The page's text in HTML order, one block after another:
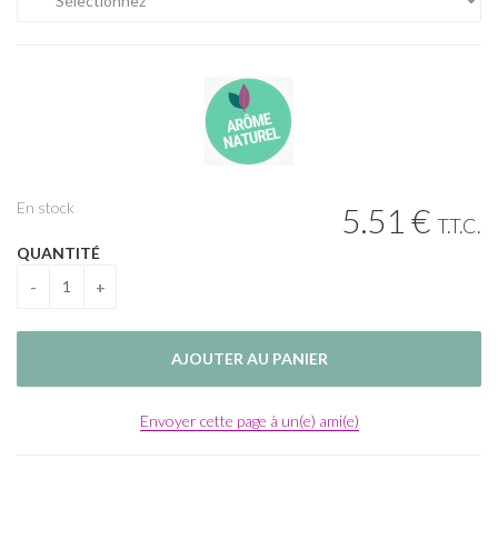
5.51 € T.T.C.
En stock
QUANTITÉ
Envoyer cette page à un(e) ami(e)